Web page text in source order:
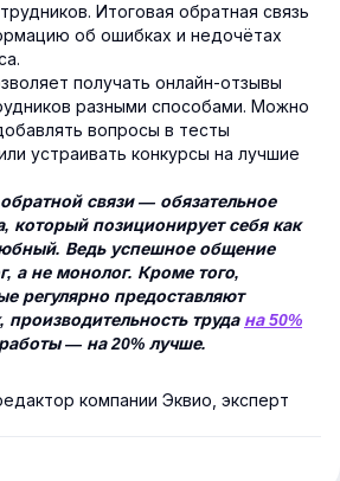
Итоговая обратная связь
об ошибках и недочётах
получать онлайн-отзывы
разными способами. Можно
вопросы в тесты
устраивать конкурсы на лучшие
связи — обязательное
который позиционирует себя как
Ведь успешное общение
а не монолог. Кроме того,
регулярно предоставляют
труда на 50%
— на 20% лучше.
компании Эквио, эксперт